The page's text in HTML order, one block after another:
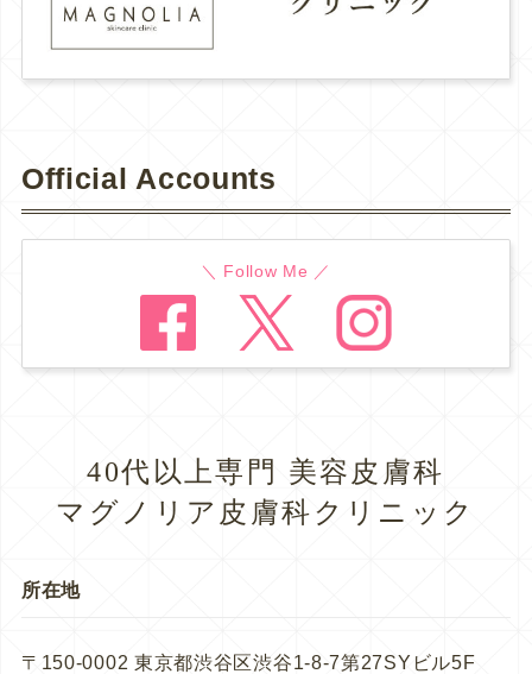
Official Accounts
＼ Follow Me ／
40代以上専門 美容皮膚科
マグノリア皮膚科クリニック
所在地
〒150-0002 東京都渋谷区渋谷1-8-7第27SYビル5F